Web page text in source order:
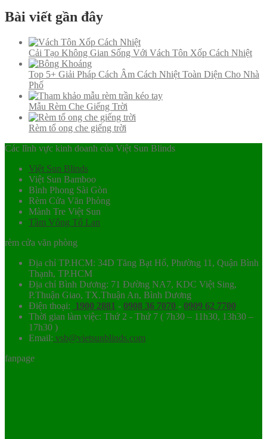
Bài viết gần đây
Cải Tạo Không Gian Sống Với Vách Tôn Xốp Cách Nhiệt
Top 5+ Giải Pháp Cách Âm Cách Nhiệt Toàn Diện Cho Nhà
Phố
Mẫu Rèm Che Giếng Trời
Rèm tổ ong che giếng trời
Các lĩnh vực kinh doanh của Việt Sun Blinds
Việt Sun Blinds
Việt Sun Bamboo
Bình Phong Sài Gòn
Rèm Cửa Văn Phòng
Mành Tre Việt Sun
Tầm Vông Tố Lan
rèm cửa văn phòng
Địa chỉ TP.HCM: 34D Tăng Bạt Hổ, Phường 11, Quận Bình
Thạnh, TP.HCM
Địa chỉ Bình Dương: 71 Đường NA7, KDC Việt Sing,
P.Thuận Giao, TX.Thuận An, Bình Dương
Điện thoại: 1900 2881 - 0908 36 7070 - 0909 62 7700
Thời gian làm việc: Thứ 2 - Thứ 7 ( 7h30 – 11h30, 13h30 –
17h30 )
Email: vsb@vietsunblinds.com
fanpage